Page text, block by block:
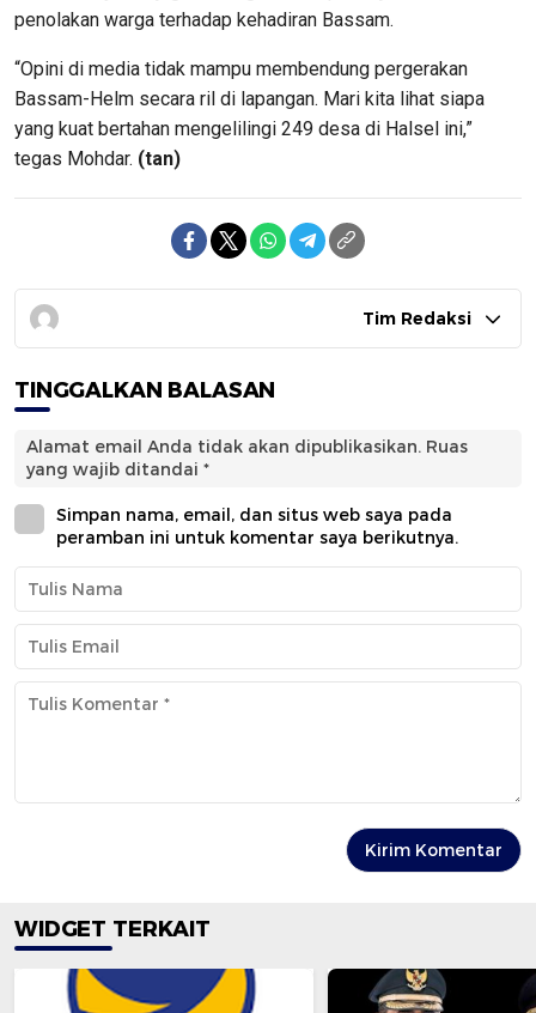
penolakan warga terhadap kehadiran Bassam.
“Opini di media tidak mampu membendung pergerakan
Bassam-Helm secara ril di lapangan. Mari kita lihat siapa
yang kuat bertahan mengelilingi 249 desa di Halsel ini,”
tegas Mohdar. (tan)
Tim Redaksi
TINGGALKAN BALASAN
Alamat email Anda tidak akan dipublikasikan. Ruas
yang wajib ditandai *
Simpan nama, email, dan situs web saya pada
peramban ini untuk komentar saya berikutnya.
WIDGET TERKAIT